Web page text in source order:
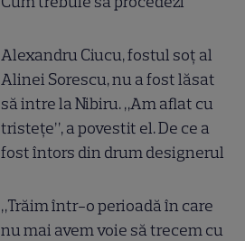
Alexandru Ciucu, fostul soț al
Alinei Sorescu, nu a fost lăsat
să intre la Nibiru. „Am aflat cu
tristețe”, a povestit el. De ce a
fost întors din drum designerul
„Trăim într-o perioadă în care
nu mai avem voie să trecem cu